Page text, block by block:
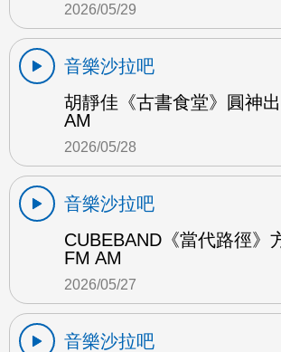
2026/05/29
音樂沙拉吧
胡靜佳《古書食堂》圓神
AM
2026/05/28
音樂沙拉吧
CUBEBAND《當代路徑》
FM AM
2026/05/27
音樂沙拉吧